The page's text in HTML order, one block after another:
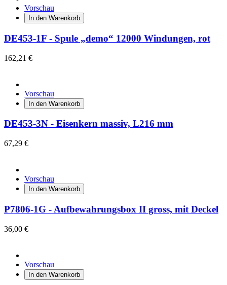
Vorschau
In den Warenkorb
DE453-1F - Spule „demo“ 12000 Windungen, rot
162,21 €
Vorschau
In den Warenkorb
DE453-3N - Eisenkern massiv, L216 mm
67,29 €
Vorschau
In den Warenkorb
P7806-1G - Aufbewahrungsbox II gross, mit Deckel
36,00 €
Vorschau
In den Warenkorb